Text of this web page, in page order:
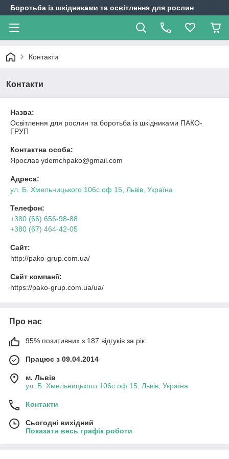
Боротьба із шкідниками та освітлення для рослин
Контакти
Контакти
Назва:
Освітлення для рослин та боротьба із шкідниками ПАКО-
ГРУП
Контактна особа:
Ярослав ydemchpako@gmail.com
Адреса:
ул. Б. Хмельницького 106с оф 15, Львів, Україна
Телефон:
+380 (66) 656-98-88
+380 (67) 464-42-05
Сайт:
http://pako-grup.com.ua/
Сайт компанії:
https://pako-grup.com.ua/ua/
Про нас
95% позитивних з 187 відгуків за рік
Працює з 09.04.2014
м. Львів
ул. Б. Хмельницького 106с оф 15, Львів, Україна
Контакти
Сьогодні вихідний
Показати весь графік роботи